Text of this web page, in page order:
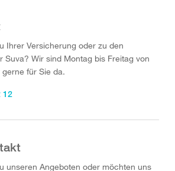
Ihrer Versicherung oder zu den
Suva? Wir sind Montag bis Freitag von
für Sie da.
12
unseren Angeboten oder möchten uns